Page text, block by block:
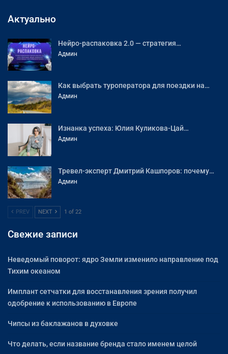
Актуально
Нейро-распаковка 2.0 — стратегия…
Админ
Как выбрать туроператора для поездки на…
Админ
Изнанка успеха: Юлия Куликова-Цай…
Админ
Тревел-эксперт Дмитрий Кашпоров: почему…
Админ
PREV NEXT 1 of 22
Свежие записи
Неведомый поворот: ядро Земли изменило направление под
Тихим океаном
Имплант сетчатки для восстанавления зрения получил
одобрение к использованию в Европе
Чипсы из баклажанов в духовке
Что делать, если название бренда стало именем целой